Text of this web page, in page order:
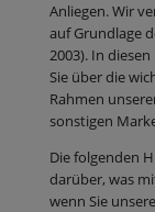
Anliegen. Wir
auf Grundlage
2003). In
Sie über die
Rahmen
sonstigen
Die folgenden
darüber, was
wenn Sie